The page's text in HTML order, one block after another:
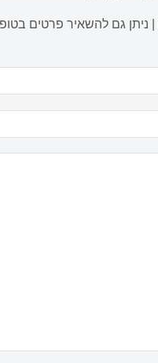
| ניתן גם להשאיר פרטים